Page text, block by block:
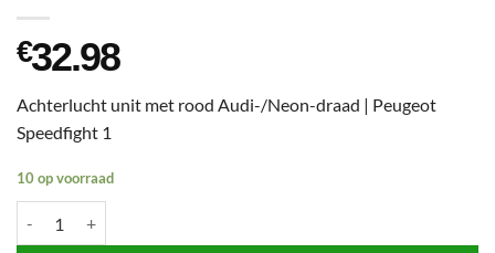
€32.98
Achterlucht unit met rood Audi-/Neon-draad | Peugeot
Speedfight 1
10 op voorraad